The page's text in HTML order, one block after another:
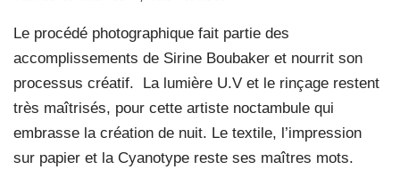
Le procédé photographique fait partie des
accomplissements de Sirine Boubaker et nourrit son
processus créatif.
La lumière U.V et le rinçage restent
très maîtrisés, pour cette artiste noctambule qui
embrasse la création de nuit. Le textile, l’impression
sur papier et la Cyanotype reste ses maîtres mots.